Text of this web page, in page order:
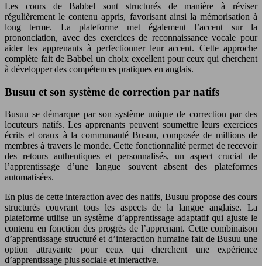
Les cours de Babbel sont structurés de manière à réviser
régulièrement le contenu appris, favorisant ainsi la mémorisation à
long terme. La plateforme met également l’accent sur la
prononciation, avec des exercices de reconnaissance vocale pour
aider les apprenants à perfectionner leur accent. Cette approche
complète fait de Babbel un choix excellent pour ceux qui cherchent
à développer des compétences pratiques en anglais.
Busuu et son système de correction par natifs
Busuu se démarque par son système unique de correction par des
locuteurs natifs. Les apprenants peuvent soumettre leurs exercices
écrits et oraux à la communauté Busuu, composée de millions de
membres à travers le monde. Cette fonctionnalité permet de recevoir
des retours authentiques et personnalisés, un aspect crucial de
l’apprentissage d’une langue souvent absent des plateformes
automatisées.
En plus de cette interaction avec des natifs, Busuu propose des cours
structurés couvrant tous les aspects de la langue anglaise. La
plateforme utilise un système d’apprentissage adaptatif qui ajuste le
contenu en fonction des progrès de l’apprenant. Cette combinaison
d’apprentissage structuré et d’interaction humaine fait de Busuu une
option attrayante pour ceux qui cherchent une expérience
d’apprentissage plus sociale et interactive.